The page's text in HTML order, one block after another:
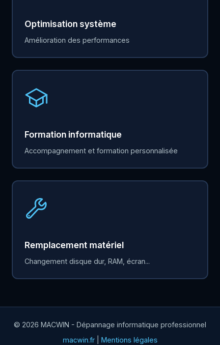
Optimisation système
Amélioration des performances
Formation informatique
Accompagnement et formation personnalisée
Remplacement matériel
Changement disque dur, RAM, écran...
© 2026 MACWIN - Dépannage informatique professionnel
macwin.fr| Mentions légales